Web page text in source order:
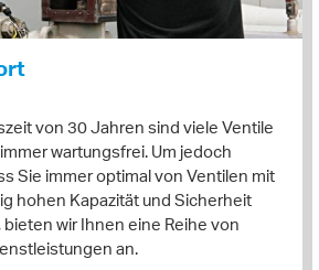
von 30 Jahren sind viele Ventile
wartungsfrei. Um jedoch
Sie immer optimal von Ventilen mit
hohen Kapazität und Sicherheit
wir Ihnen eine Reihe von
an.